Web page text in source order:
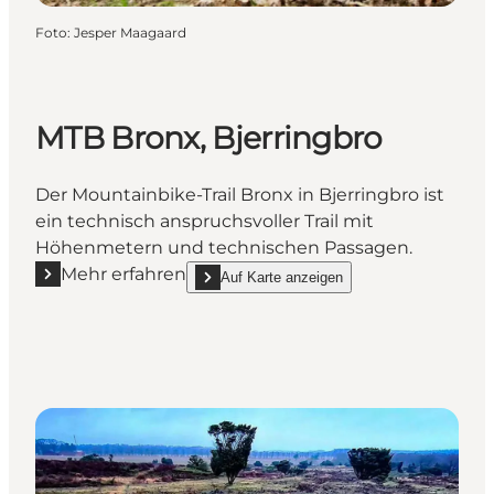
Foto: Jesper Maagaard
MTB Bronx, Bjerringbro
Der Mountainbike-Trail Bronx in Bjerringbro ist
ein technisch anspruchsvoller Trail mit
Höhenmetern und technischen Passagen.
Mehr erfahren
Mehr erfahren "MTB Bronx, Bjerringbro"
Auf Karte anzeigen
show MTB Bronx, Bjerringbro on_map